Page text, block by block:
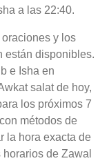
a las 22:40.
y los
están disponibles.
e Isha en
salat de hoy,
los próximos 7
métodos de
la hora exacta de
de Zawal